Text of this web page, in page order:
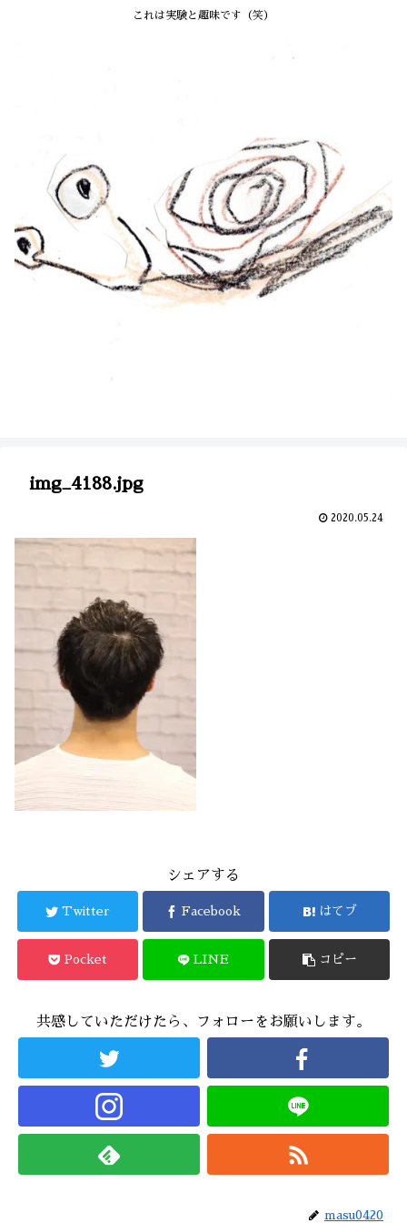
これは実験と趣味です（笑）
img_4188.jpg
2020.05.24
シェアする
Twitter Facebook はてブ
Pocket LINE コピー
共感していただけたら、フォローをお願いします。
masu0420